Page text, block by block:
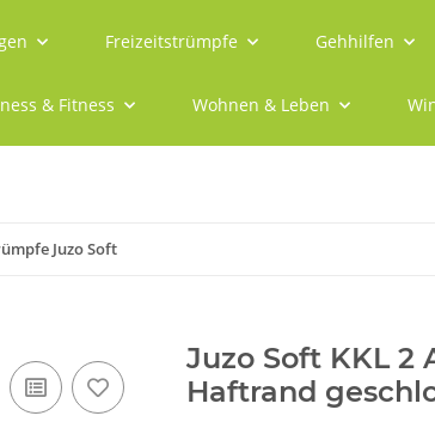
Freizeitstrümpfe Gehhilfen
& Fitness Wohnen & Leben
Juzo Soft
Juzo Soft KKL 2
Haftrand